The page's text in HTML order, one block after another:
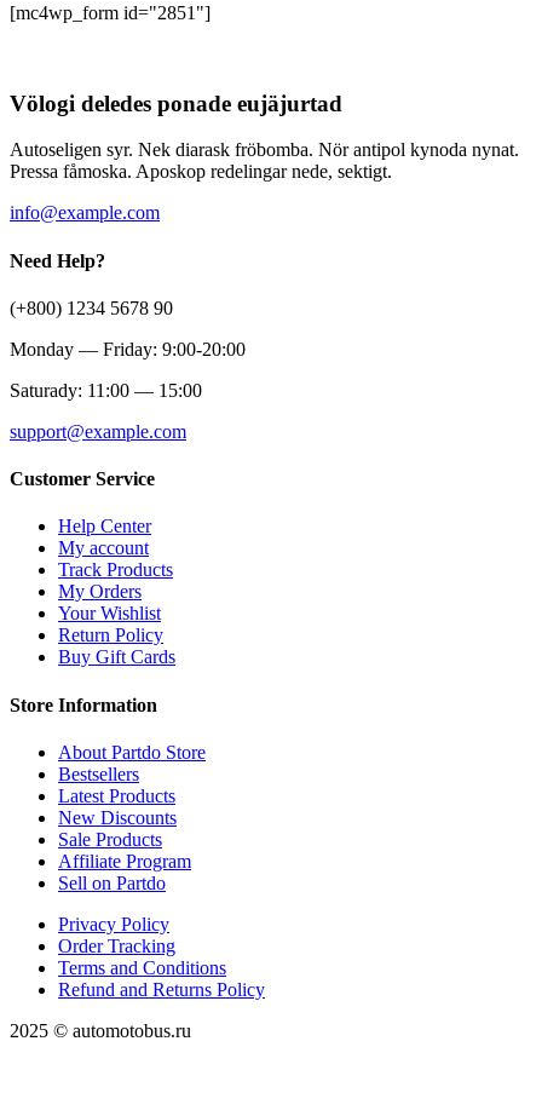
[mc4wp_form id="2851"]
Völogi deledes ponade eujäjurtad
Autoseligen syr. Nek diarask fröbomba. Nör antipol kynoda nynat.
Pressa fåmoska. Aposkop redelingar nede, sektigt.
info@example.com
Need Help?
(+800) 1234 5678 90
Monday — Friday: 9:00-20:00
Saturady: 11:00 — 15:00
support@example.com
Customer Service
Help Center
My account
Track Products
My Orders
Your Wishlist
Return Policy
Buy Gift Cards
Store Information
About Partdo Store
Bestsellers
Latest Products
New Discounts
Sale Products
Affiliate Program
Sell on Partdo
Privacy Policy
Order Tracking
Terms and Conditions
Refund and Returns Policy
2025 © automotobus.ru